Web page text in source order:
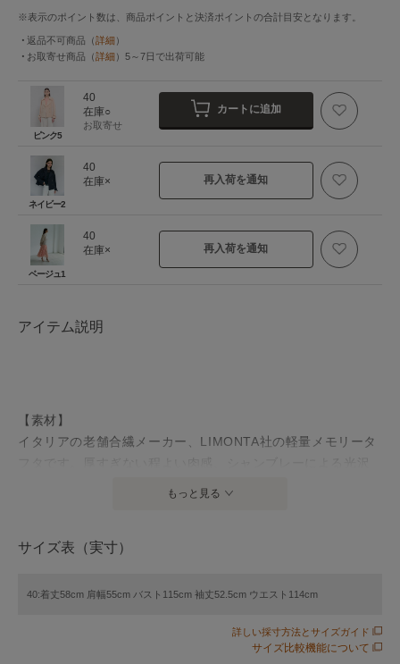
※表示のポイント数は、商品ポイントと決済ポイントの合計目安となります。
返品不可商品 （詳細 ）
お取寄せ商品 （詳細 ） 5～7日 で出荷可能
ピンク5
40
在庫○
お取寄せ
カートに追加
ネイビー2
40
在庫×
再入荷を通知
ベージュ1
40
在庫×
再入荷を通知
アイテム説明
【素材】
イタリアの老舗合繊メーカー、LIMONTA社の軽量メモリータ
【デザイン】
ンチコートです。軽やかなショート丈、ドロップをきかせた
します。背中にはタックを取り、ふんわりとした立体的なシ
ルエットが出るようこだわりました。袖口のリボンディテー
もっと見る
サイズ表（実寸）
40:着丈58cm 肩幅55cm バスト115cm 袖丈52.5cm ウエスト114cm
詳しい採寸方法とサイズガイド
サイズ比較機能について